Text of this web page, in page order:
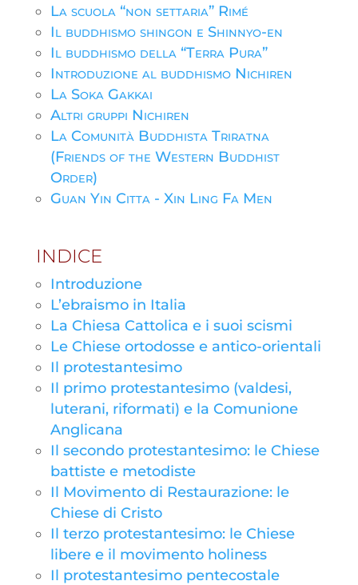
La scuola “non settaria” Rimé
Il buddhismo shingon e Shinnyo-en
Il buddhismo della “Terra Pura”
Introduzione al buddhismo Nichiren
La Soka Gakkai
Altri gruppi Nichiren
La Comunità Buddhista Triratna
(Friends of the Western Buddhist
Order)
Guan Yin Citta - Xin Ling Fa Men
INDICE
Introduzione
L’ebraismo in Italia
La Chiesa Cattolica e i suoi scismi
Le Chiese ortodosse e antico-orientali
Il protestantesimo
Il primo protestantesimo (valdesi,
luterani, riformati) e la Comunione
Anglicana
Il secondo protestantesimo: le Chiese
battiste e metodiste
Il Movimento di Restaurazione: le
Chiese di Cristo
Il terzo protestantesimo: le Chiese
libere e il movimento holiness
Il protestantesimo pentecostale